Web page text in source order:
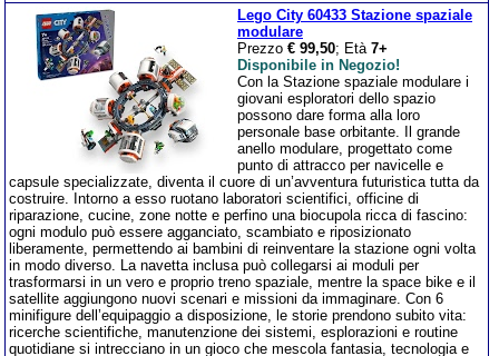
Lego City 60433 Stazione spaziale
modulare
Prezzo € 99,50; Età 7+
Disponibile in Negozio!
Con la Stazione spaziale modulare i
giovani esploratori dello spazio
possono dare forma alla loro
personale base orbitante. Il grande
anello modulare, progettato come
punto di attracco per navicelle e
capsule specializzate, diventa il cuore di un’avventura futuristica tutta da
costruire. Intorno a esso ruotano laboratori scientifici, officine di
riparazione, cucine, zone notte e perfino una biocupola ricca di fascino:
ogni modulo può essere agganciato, scambiato e riposizionato
liberamente, permettendo ai bambini di reinventare la stazione ogni volta
in modo diverso. La navetta inclusa può collegarsi ai moduli per
trasformarsi in un vero e proprio treno spaziale, mentre la space bike e il
satellite aggiungono nuovi scenari e missioni da immaginare. Con 6
minifigure dell’equipaggio a disposizione, le storie prendono subito vita:
ricerche scientifiche, manutenzione dei sistemi, esplorazioni e routine
quotidiane si intrecciano in un gioco che mescola fantasia, tecnologia e